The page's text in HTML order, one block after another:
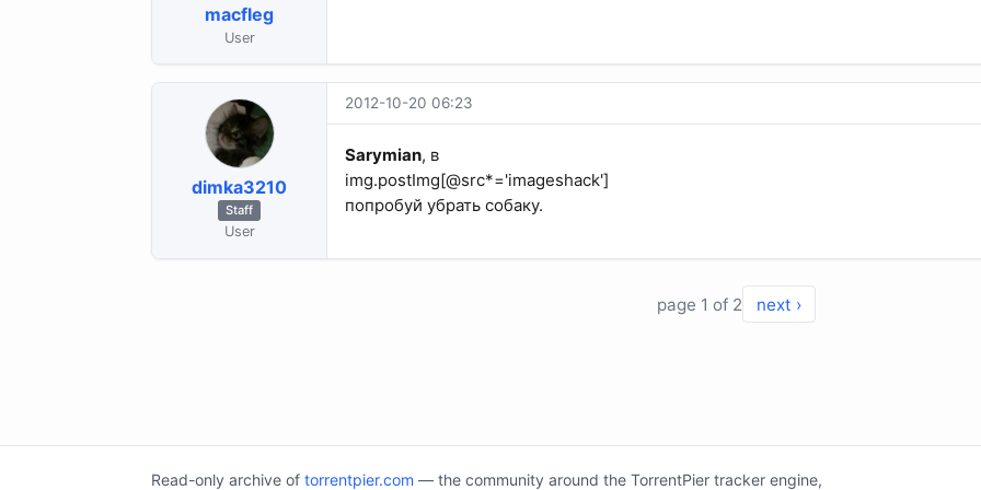
macfleg
User
dimka3210
Staff
User
2012-10-20 06:23
Sarymian, в
img.postImg[@src*='imageshack']
попробуй убрать собаку.
page 1 of 2 next ›
Read-only archive of torrentpier.com — the community around the TorrentPier tracker engine,